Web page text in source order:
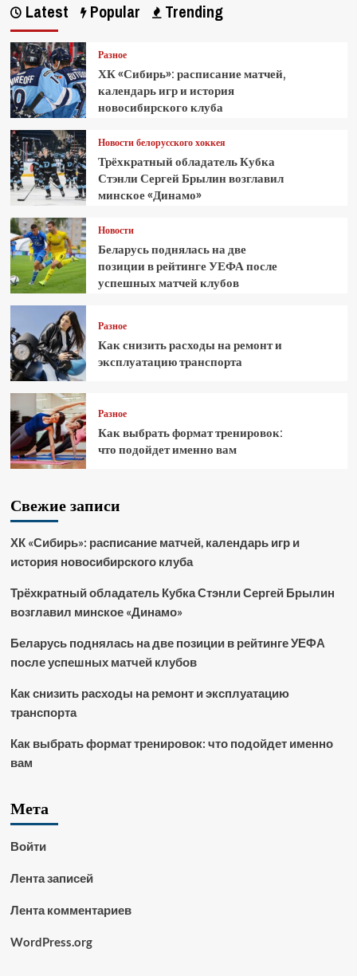
Latest Popular Trending
Разное
ХК «Сибирь»: расписание матчей,
календарь игр и история
новосибирского клуба
Новости белорусского хоккея
Трёхкратный обладатель Кубка
Стэнли Сергей Брылин возглавил
минское «Динамо»
Новости
Беларусь поднялась на две
позиции в рейтинге УЕФА после
успешных матчей клубов
Разное
Как снизить расходы на ремонт и
эксплуатацию транспорта
Разное
Как выбрать формат тренировок:
что подойдет именно вам
Свежие записи
ХК «Сибирь»: расписание матчей, календарь игр и
история новосибирского клуба
Трёхкратный обладатель Кубка Стэнли Сергей Брылин
возглавил минское «Динамо»
Беларусь поднялась на две позиции в рейтинге УЕФА
после успешных матчей клубов
Как снизить расходы на ремонт и эксплуатацию
транспорта
Как выбрать формат тренировок: что подойдет именно
вам
Мета
Войти
Лента записей
Лента комментариев
WordPress.org